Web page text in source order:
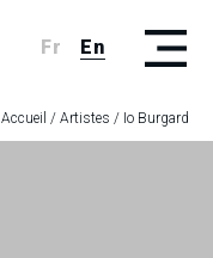
Fr En
Accueil / Artistes / Io Burgard